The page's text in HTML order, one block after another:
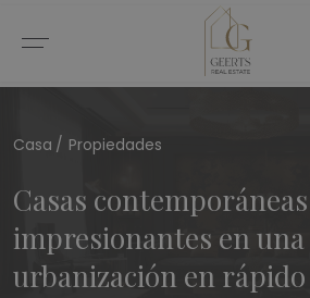
Casa Propiedades
Casas
impresionantes en una
urbanización en